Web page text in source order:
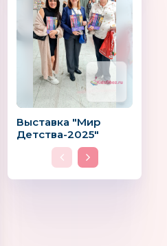
Выставка "Мир
Детства-2025"